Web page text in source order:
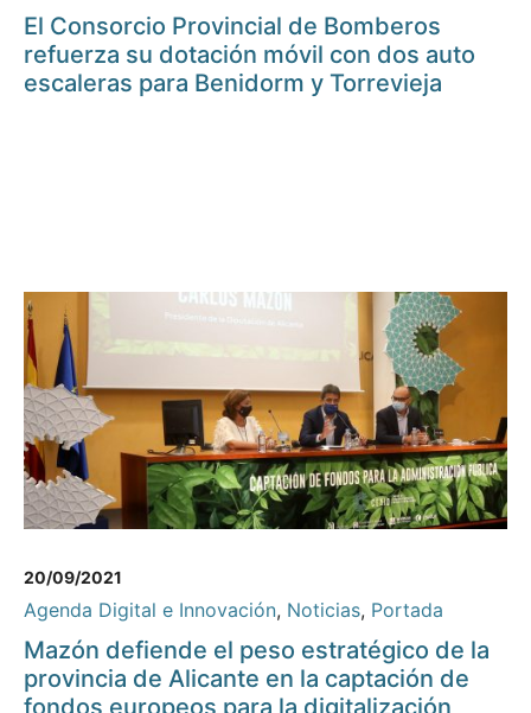
El Consorcio Provincial de Bomberos
refuerza su dotación móvil con dos auto
escaleras para Benidorm y Torrevieja
20/09/2021
Agenda Digital e Innovación, Noticias, Portada
Mazón defiende el peso estratégico de la
provincia de Alicante en la captación de